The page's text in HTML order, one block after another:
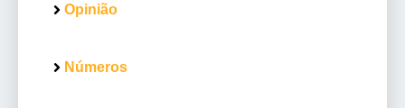
Opinião
Números